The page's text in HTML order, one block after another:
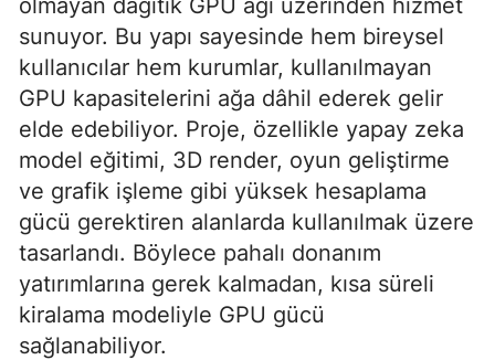
sunuyor. Bu yapı sayesinde hem bireysel
kullanıcılar hem kurumlar, kullanılmayan
GPU kapasitelerini ağa dâhil ederek gelir
elde edebiliyor. Proje, özellikle yapay zeka
model eğitimi, 3D render, oyun geliştirme
ve grafik işleme gibi yüksek hesaplama
gücü gerektiren alanlarda kullanılmak üzere
tasarlandı. Böylece pahalı donanım
yatırımlarına gerek kalmadan, kısa süreli
kiralama modeliyle GPU gücü
sağlanabiliyor.